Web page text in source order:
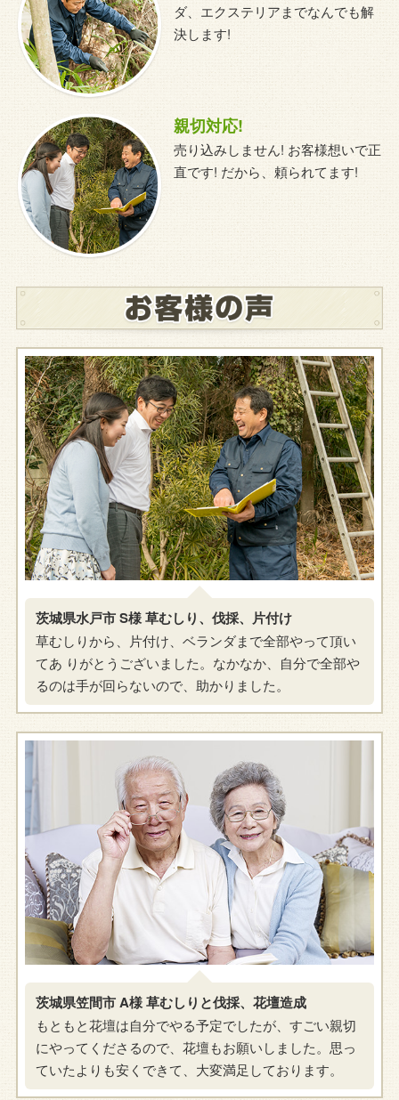
ダ、エクステリアまでなんでも解
決します!
親切対応!
売り込みしません! お客様想いで正
直です! だから、頼られてます!
茨城県水戸市 S様 草むしり、伐採、片付け
草むしりから、片付け、ベランダまで全部やって頂い
てあ りがとうございました。なかなか、自分で全部や
るのは手が回らないので、助かりました。
茨城県笠間市 A様 草むしりと伐採、花壇造成
もともと花壇は自分でやる予定でしたが、すごい親切
にやってくださるので、花壇もお願いしました。思っ
ていたよりも安くできて、大変満足しております。